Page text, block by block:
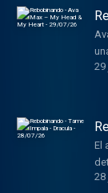
29
-
El
28